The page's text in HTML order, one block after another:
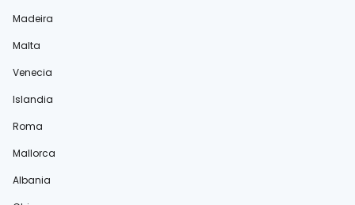
Madeira
Malta
Venecia
Islandia
Roma
Mallorca
Albania